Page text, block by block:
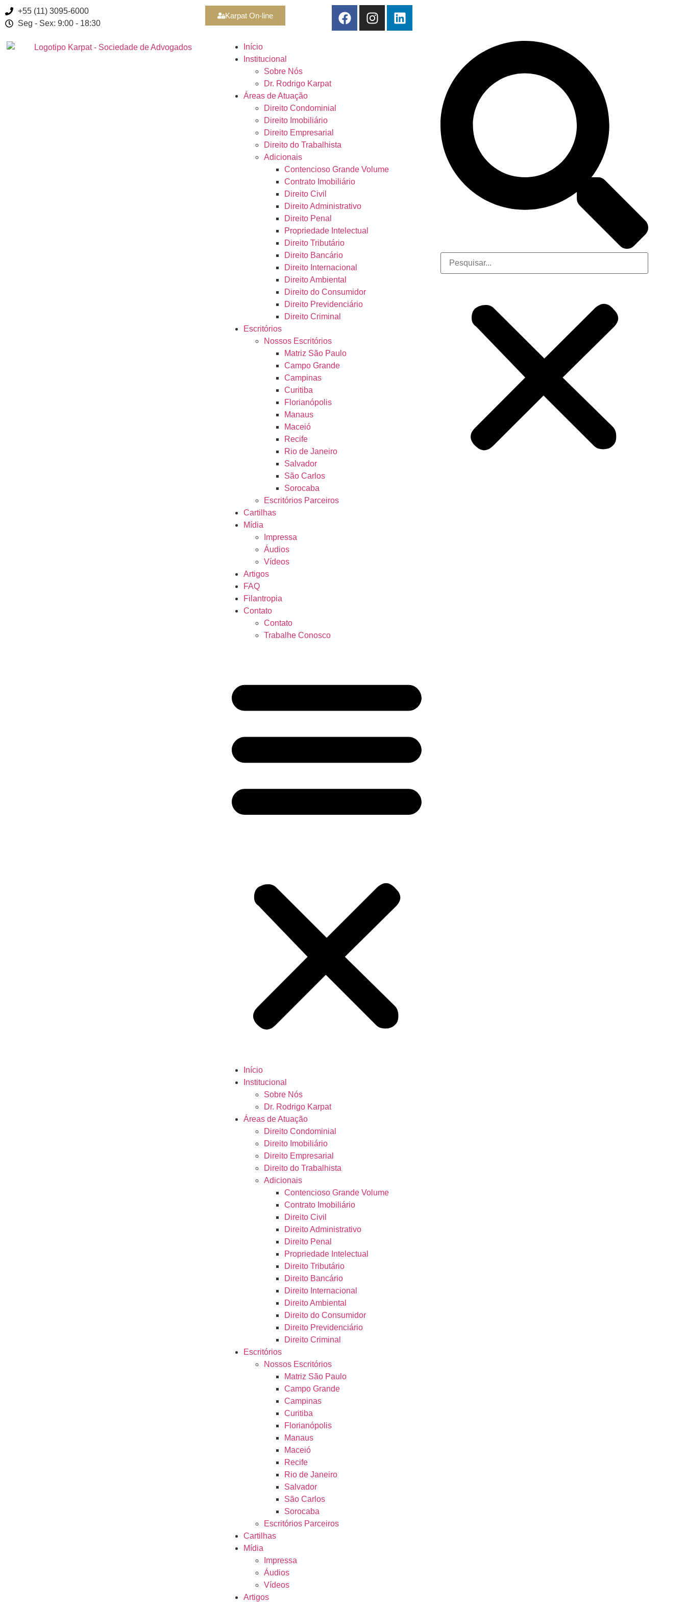
+55 (11) 3095-6000
Seg - Sex: 9:00 - 18:30
Karpat On-line
Início
Institucional
Sobre Nós
Dr. Rodrigo Karpat
Áreas de Atuação
Direito Condominial
Direito Imobiliário
Direito Empresarial
Direito do Trabalhista
Adicionais
Contencioso Grande Volume
Contrato Imobiliário
Direito Civil
Direito Administrativo
Direito Penal
Propriedade Intelectual
Direito Tributário
Direito Bancário
Direito Internacional
Direito Ambiental
Direito do Consumidor
Direito Previdenciário
Direito Criminal
Escritórios
Nossos Escritórios
Matriz São Paulo
Campo Grande
Campinas
Curitiba
Florianópolis
Manaus
Maceió
Recife
Rio de Janeiro
Salvador
São Carlos
Sorocaba
Escritórios Parceiros
Cartilhas
Mídia
Impressa
Áudios
Vídeos
Artigos
FAQ
Filantropia
Contato
Contato
Trabalhe Conosco
Início
Institucional
Sobre Nós
Dr. Rodrigo Karpat
Áreas de Atuação
Direito Condominial
Direito Imobiliário
Direito Empresarial
Direito do Trabalhista
Adicionais
Contencioso Grande Volume
Contrato Imobiliário
Direito Civil
Direito Administrativo
Direito Penal
Propriedade Intelectual
Direito Tributário
Direito Bancário
Direito Internacional
Direito Ambiental
Direito do Consumidor
Direito Previdenciário
Direito Criminal
Escritórios
Nossos Escritórios
Matriz São Paulo
Campo Grande
Campinas
Curitiba
Florianópolis
Manaus
Maceió
Recife
Rio de Janeiro
Salvador
São Carlos
Sorocaba
Escritórios Parceiros
Cartilhas
Mídia
Impressa
Áudios
Vídeos
Artigos